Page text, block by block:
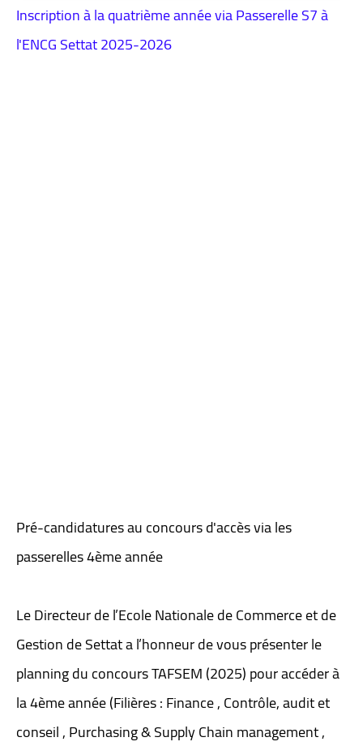
Inscription à la quatrième année via Passerelle S7 à
l'ENCG Settat 2025-2026
Pré-candidatures au concours d'accès via les
passerelles 4ème année
Le Directeur de l’Ecole Nationale de Commerce et de
Gestion de Settat a l’honneur de vous présenter le
planning du concours TAFSEM (2025) pour accéder à
la 4ème année (Filières : Finance , Contrôle, audit et
conseil , Purchasing & Supply Chain management ,